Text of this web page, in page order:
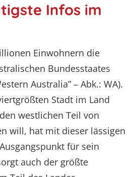
Infos im
Einwohnern die
Bundesstaates
Australia” – Abk.: WA).
Stadt im Land
westlichen Teil von
will, hat mit dieser lässigen
für sein
auch der größte